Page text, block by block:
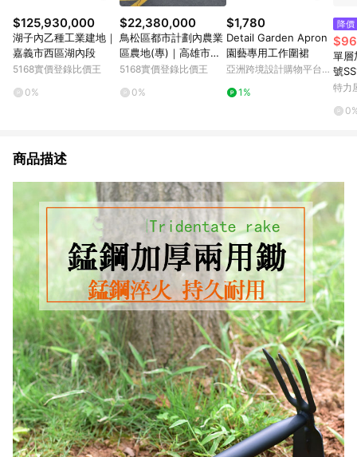
$125,930,000
湖子內乙種工業建地｜
嘉義市西區湖內段
5168實價登錄比價王
0%
$22,380,000
鳥松區都市計劃內農業
區農地(專)｜高雄市鳥
松區大丘園段
5168實價登錄比價王
0%
$1,780
Detail Garden Apron
園藝專用工作圍裙
亞洲跨境設計購物平台
1%
降價
單層
號
入/
特力
商品描述